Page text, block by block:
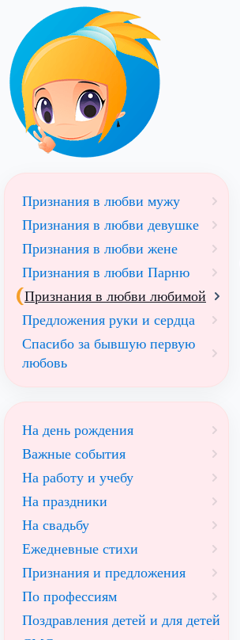
Признания в любви мужу
Признания в любви девушке
Признания в любви жене
Признания в любви Парню
Признания в любви любимой
Предложения руки и сердца
Спасибо за бывшую первую
любовь
На день рождения
Важные события
На работу и учебу
На праздники
На свадьбу
Ежедневные стихи
Признания и предложения
По профессиям
Поздравления детей и для детей